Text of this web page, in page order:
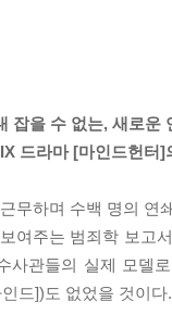
만나 프로파일링 조
되었다. 은행 중역이
시체는 다음 날 오
검시의는 뒷머리를
져갔지만, 결혼 반지
잡을 수 없는, 새로운
드라마 [마인드헌터]
무하며 수백 명의
여주는 범죄학 보고
사관들의 실제 모델
드])도 없었을 것이다.